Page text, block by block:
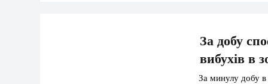
За добу
вибухів в
За минулу добу в